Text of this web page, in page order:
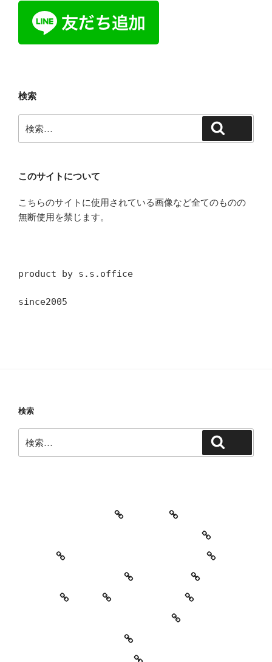
検索
索:
このサイトについて
こちらのサイトに使用されている画像など全てのものの
無断使用を禁じます。
product by s.s.office
since2005
検索
索:
教室・レッスンの特徴
Works
レッスン料金とご予約キャンセルについて
お知らせ
セッションイベントのご案内
お世話になっている方々
YouTube
Contact
SNS
プロフィール
’90 Session! ~2nd~ レポート
#2818 (タイトルなし)
特定商取引法に基づく表記